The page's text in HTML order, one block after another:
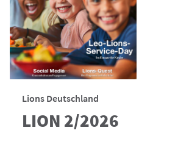
Lions Deutschland
LION 2/2026